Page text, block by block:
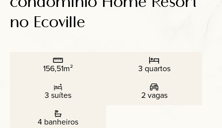
Anuncie
no Ecoville
156,51m² 3 quartos
3 suítes 2 vagas
4 banheiros